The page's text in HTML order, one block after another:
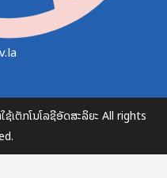
ເຕັກໂນໂລຊີອັດສະລິຍະ All rights